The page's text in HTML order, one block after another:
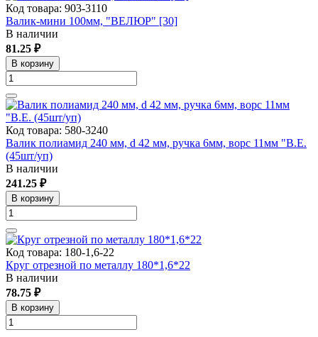
Код товара: 903-3110
Валик-мини 100мм, "ВЕЛЮР" [30]
В наличии
81.25 ₽
В корзину
Код товара: 580-3240
Валик полиамид 240 мм, d 42 мм, ручка 6мм, ворс 11мм "В.Е.
(45шт/уп)
В наличии
241.25 ₽
В корзину
Код товара: 180-1,6-22
Круг отрезной по металлу 180*1,6*22
В наличии
78.75 ₽
В корзину